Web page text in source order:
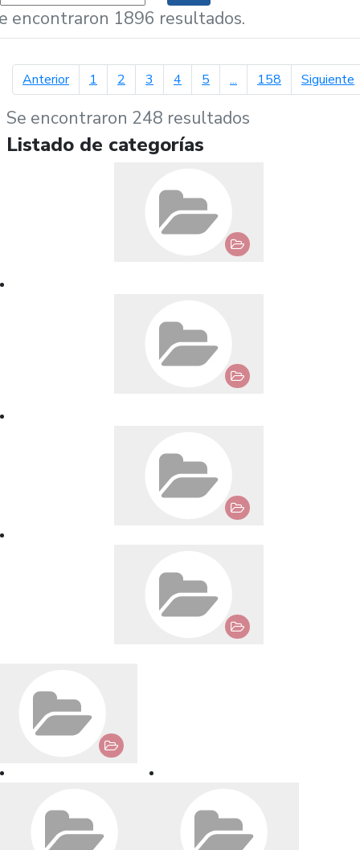
encontraron 1896 resultados.
Anteriorpágina anterior
1 2 3 4 5 ... 158 Siguiente
Se encontraron 248 resultados
Listado de categorías